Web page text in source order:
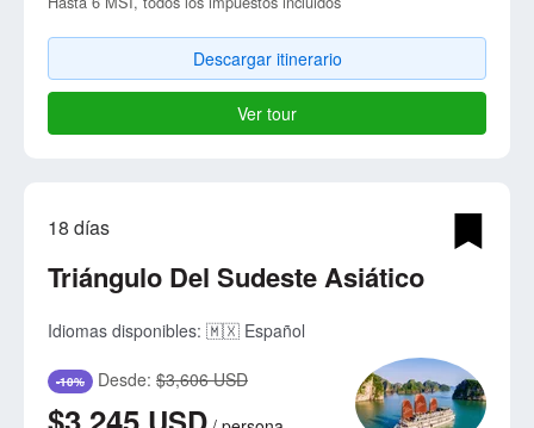
Descargar itinerario
Ver tour
18 días
Triángulo Del Sudeste Asiático
Idiomas disponibles: 🇲🇽 Español
-10% Desde: $3,606 USD